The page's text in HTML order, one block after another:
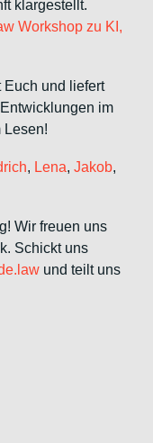
klargestellt.
Workshop zu KI,
Euch und liefert
im
Lesen!
, Lena, Jakob,
Wir freuen uns
Schickt uns
und teilt uns